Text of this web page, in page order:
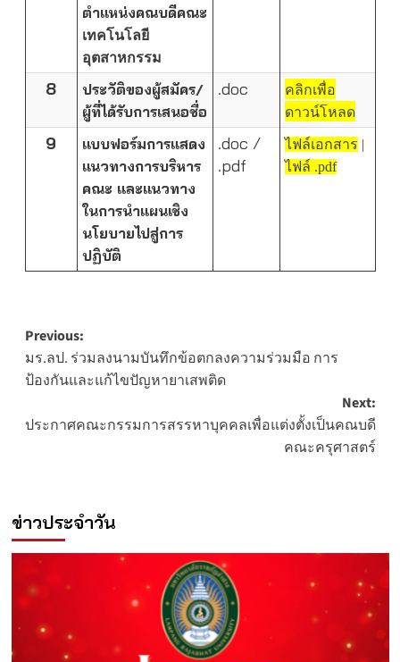
ตำแหน่งคณบดีคณะ
เทคโนโลยี
อุตสาหกรรม
8
ประวัติของผู้สมัคร/
ผู้ที่ได้รับการเสนอชื่อ
.doc
คลิกเพื่อ
ดาวน์โหลด
9
แบบฟอร์มการแสดง
แนวทางการบริหาร
คณะ และแนวทาง
ในการนำแผนเชิง
นโยบายไปสู่การ
ปฏิบัติ
.doc /
.pdf
ไฟล์เอกสาร |
ไฟล์ .pdf
Post
navigation
Previous:
มร.ลป. ร่วมลงนามบันทึกข้อตกลงความร่วมมือ การ
ป้องกันและแก้ไขปัญหายาเสพติด
Next:
ประกาศคณะกรรมการสรรหาบุคคลเพื่อแต่งตั้งเป็นคณบดี
คณะครุศาสตร์
ข่าวประจำวัน